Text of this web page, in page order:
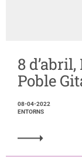
8
Poble
08-04-2022
ENTORNS